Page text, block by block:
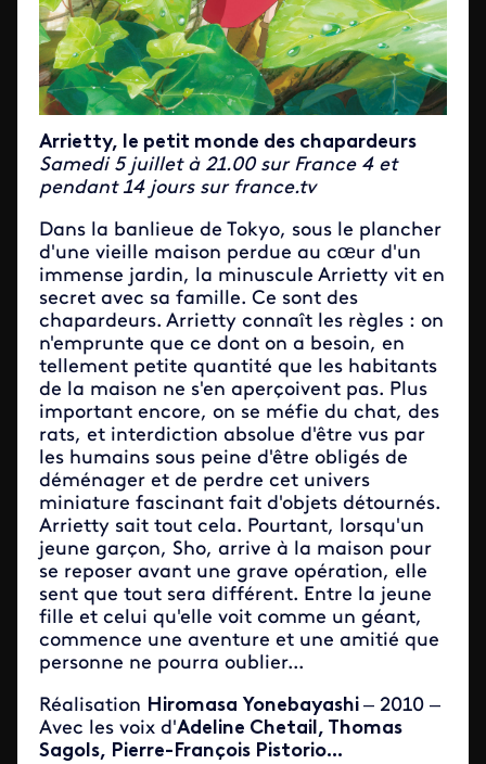
Arrietty, le petit monde des chapardeurs
Samedi 5 juillet à 21.00 sur France 4 et
pendant 14 jours sur france.tv
​Dans la banlieue de Tokyo, sous le plancher
d'une vieille maison perdue au cœur d'un
immense jardin, la minuscule Arrietty vit en
secret avec sa famille. Ce sont des
chapardeurs. Arrietty connaît les règles : on
n'emprunte que ce dont on a besoin, en
tellement petite quantité que les habitants
de la maison ne s'en aperçoivent pas. Plus
important encore, on se méfie du chat, des
rats, et interdiction absolue d'être vus par
les humains sous peine d'être obligés de
déménager et de perdre cet univers
miniature fascinant fait d'objets détournés.
Arrietty sait tout cela. Pourtant, lorsqu'un
jeune garçon, Sho, arrive à la maison pour
se reposer avant une grave opération, elle
sent que tout sera différent. Entre la jeune
fille et celui qu'elle voit comme un géant,
commence une aventure et une amitié que
personne ne pourra oublier...
Réalisation Hiromasa Yonebayashi – 2010 –
Avec les voix d'Adeline Chetail, Thomas
Sagols, Pierre-François Pistorio...